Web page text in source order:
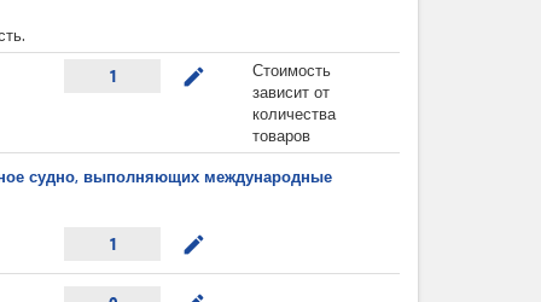
1 mode_edit
Стоимость
зависит от
количества
товаров
судно, выполняющих международные
1 mode_edit